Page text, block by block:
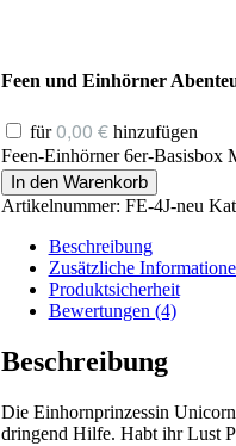
Feen und Einhörner
für0,00 € hinzufügen
Feen-Einhörner 6er-Basisbox
In den Warenkorb
Artikelnummer: FE-4J-neu
Beschreibung
Zusätzliche
Produktsicherheit
Bewertungen (4)
Beschreibung
Die Einhornprinzessin
dringend Hilfe. Habt ihr Lust